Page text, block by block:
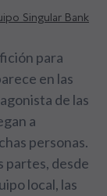
Singular Bank
para
en las
de las
a
personas.
partes, desde
local, las